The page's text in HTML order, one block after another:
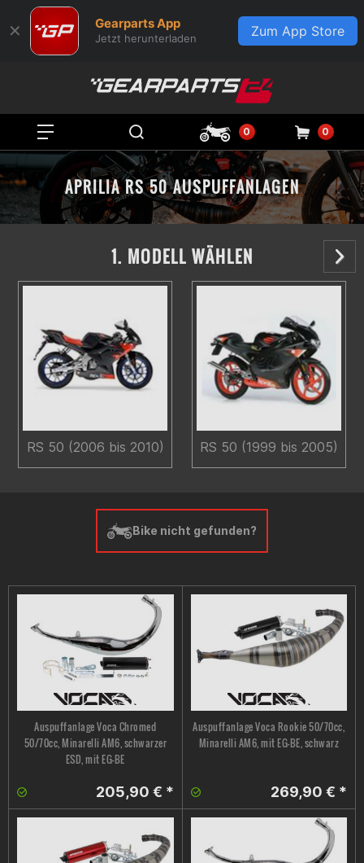
✕ Gearparts App
Jetzt herunterladen Zum App Store
0 0
APRILIA RS 50 AUSPUFFANLAGEN
1. MODELL WÄHLEN
RS 50 (2006 bis 2010) RS 50 (1999 bis 2005)
Bike nicht gefunden?
Auspuffanlage Voca Chromed
50/70cc, Minarelli AM6, schwarzer
ESD, mit EG-BE
205,90 € *
Auspuffanlage Voca Rookie 50/70cc,
Minarelli AM6, mit EG-BE, schwarz
269,90 € *